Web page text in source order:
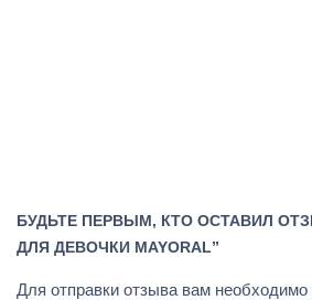
БУДЬТЕ ПЕРВЫМ, КТО ОСТАВИЛ
ДЛЯ ДЕВОЧКИ MAYORAL”
Для отправки отзыва вам необходимо